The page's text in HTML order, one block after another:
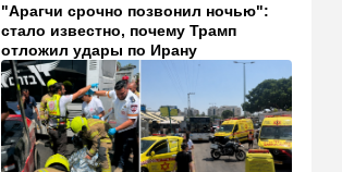
бундесвером: Германия
наконец запаниковала?
10:10 В мире
"Холодные сферы" над
Ближним Востоком:
Пентагон выложил новую
"Арагчи срочно позвонил ночью":
стало известно, почему Трамп
отложил удары по Ирану